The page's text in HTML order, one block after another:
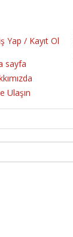
Yap / Kayıt Ol
sayfa
Ulaşın